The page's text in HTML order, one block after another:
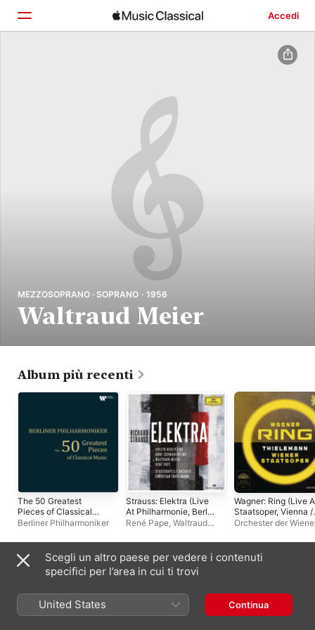
Accedi
MEZZOSOPRANO · SOPRANO · 1956
Waltraud Meier
Album più recenti
The 50 Greatest
Pieces of Classical
Music
Berliner Philharmoniker
Strauss: Elektra (Live
At Philharmonie, Berlin
/ 2014)
René Pape, Waltraud
Schwanewilms,Christian
Thielemann ,Evelyn
Herlitzius,
Staatskapelle
Dresden
Wagner: Ring (Live
Staatsoper, Vienna /
2011)
Orchester der
Thielemann
Album live
Scegli un altro paese per vedere i contenuti
specifici per l’area in cui ti trovi
United States Continua